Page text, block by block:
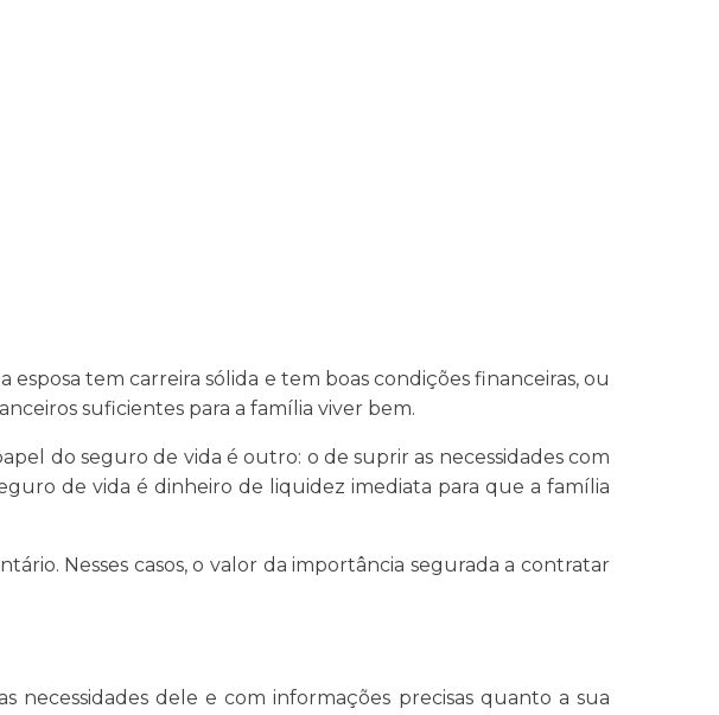
tem carreira sólida e tem boas condições financeiras, ou
suficientes para a família viver bem.
do seguro de vida é outro: o de suprir as necessidades com
de vida é dinheiro de liquidez imediata para que a família
Nesses casos, o valor da importância segurada a contratar
dele e com informações precisas quanto a sua